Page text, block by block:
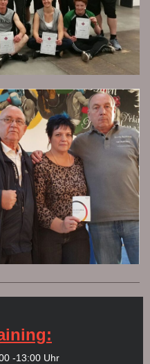
-13:00 Uhr